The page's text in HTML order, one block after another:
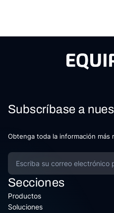
Subscríbase a
Obtenga toda la información más
Secciones
Productos
Soluciones